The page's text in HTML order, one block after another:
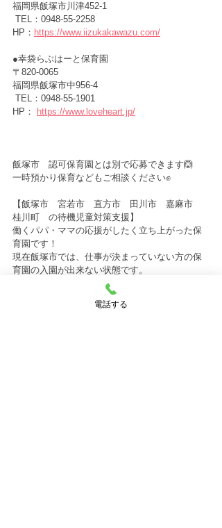
福岡県飯塚市川津452-1
TEL：0948-55-2258
HP： https://www.iizukakawazu.com/
●幸袋らぶはーと保育園
〒820-0065
福岡県飯塚市中956-4
TEL：0948-55-1901
HP：
https://www.loveheart.jp/
飯塚市　認可保育園とは別で応募できます🙆
一時預かり保育などもご相談ください✊
【飯塚市　宮若市　直方市　田川市　嘉麻市
桂川町　の待機児童対策支援】
働くパパ・ママの応援がしたく立ち上がった保
育園です！
現在飯塚市では、仕事が決まっていない方の保
育園の入園が出来ない状態です。
私たちは、そのようなパパ・ママのお仕事探し
も一緒にサポートしています🙌
お話しだけでも、まずはお気軽にご相談くださ
電話する